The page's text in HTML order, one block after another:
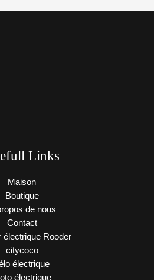
Links
Maison
Boutique
de nous
Contact
électrique Rooder
citycoco
électrique
électrique